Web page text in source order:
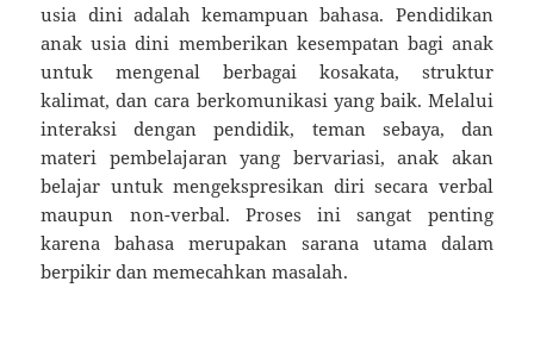
usia dini adalah kemampuan bahasa. Pendidikan
anak usia dini memberikan kesempatan bagi anak
untuk mengenal berbagai kosakata, struktur
kalimat, dan cara berkomunikasi yang baik. Melalui
interaksi dengan pendidik, teman sebaya, dan
materi pembelajaran yang bervariasi, anak akan
belajar untuk mengekspresikan diri secara verbal
maupun non-verbal. Proses ini sangat penting
karena bahasa merupakan sarana utama dalam
berpikir dan memecahkan masalah.